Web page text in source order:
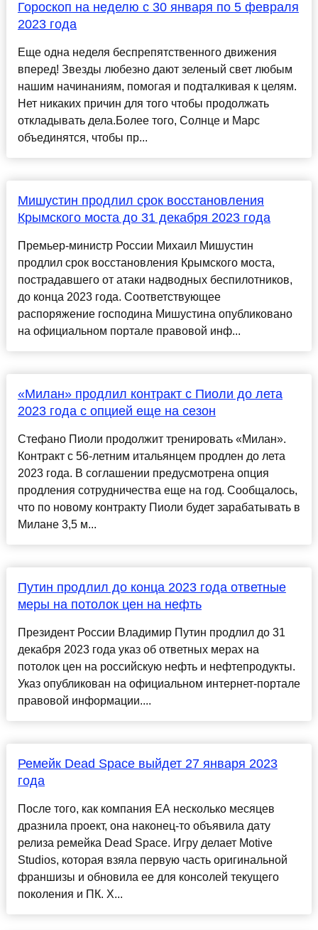
Гороскоп на неделю с 30 января по 5 февраля
2023 года
Еще одна неделя беспрепятственного движения
вперед! Звезды любезно дают зеленый свет любым
нашим начинаниям, помогая и подталкивая к целям.
Нет никаких причин для того чтобы продолжать
откладывать дела.Более того, Солнце и Марс
объединятся, чтобы пр...
Мишустин продлил срок восстановления
Крымского моста до 31 декабря 2023 года
Премьер-министр России Михаил Мишустин
продлил срок восстановления Крымского моста,
пострадавшего от атаки надводных беспилотников,
до конца 2023 года. Соответствующее
распоряжение господина Мишустина опубликовано
на официальном портале правовой инф...
«Милан» продлил контракт с Пиоли до лета
2023 года с опцией еще на сезон
Стефано Пиоли продолжит тренировать «Милан».
Контракт с 56-летним итальянцем продлен до лета
2023 года. В соглашении предусмотрена опция
продления сотрудничества еще на год. Сообщалось,
что по новому контракту Пиоли будет зарабатывать в
Милане 3,5 м...
Путин продлил до конца 2023 года ответные
меры на потолок цен на нефть
Президент России Владимир Путин продлил до 31
декабря 2023 года указ об ответных мерах на
потолок цен на российскую нефть и нефтепродукты.
Указ опубликован на официальном интернет-портале
правовой информации....
Ремейк Dead Space выйдет 27 января 2023
года
После того, как компания EA несколько месяцев
дразнила проект, она наконец-то объявила дату
релиза ремейка Dead Space. Игру делает Motive
Studios, которая взяла первую часть оригинальной
франшизы и обновила ее для консолей текущего
поколения и ПК. Х...